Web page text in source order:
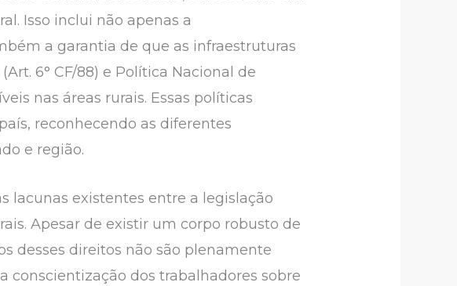
Isso inclui não apenas a
a garantia de que as infraestruturas
6° CF/88) e Política Nacional de
nas áreas rurais. Essas políticas
reconhecendo as diferentes
e região.
lacunas existentes entre a legislação
Apesar de existir um corpo robusto de
desses direitos não são plenamente
conscientização dos trabalhadores sobre